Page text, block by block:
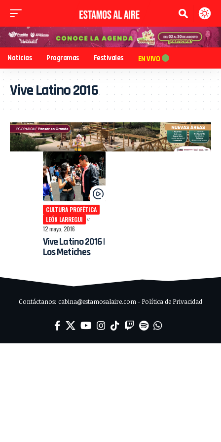
Noticias Programas Festivales EN VIVO
Vive Latino 2016
CULTURA PROFÉTICA
LEÓN LARREGUI
12 mayo, 2016
Vive Latino 2016 |
Los Metiches
Contáctanos: cabina@estamosalaire.com - Política de Privacidad